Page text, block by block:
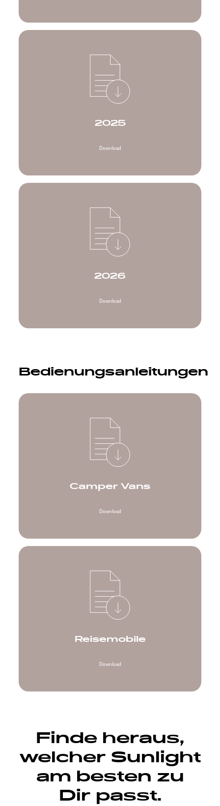
2025
Download
2026
Download
Bedienungsanleitungen
Camper Vans
Download
Reisemobile
Download
Finde heraus,
welcher Sunlight
am besten zu
Dir passt.